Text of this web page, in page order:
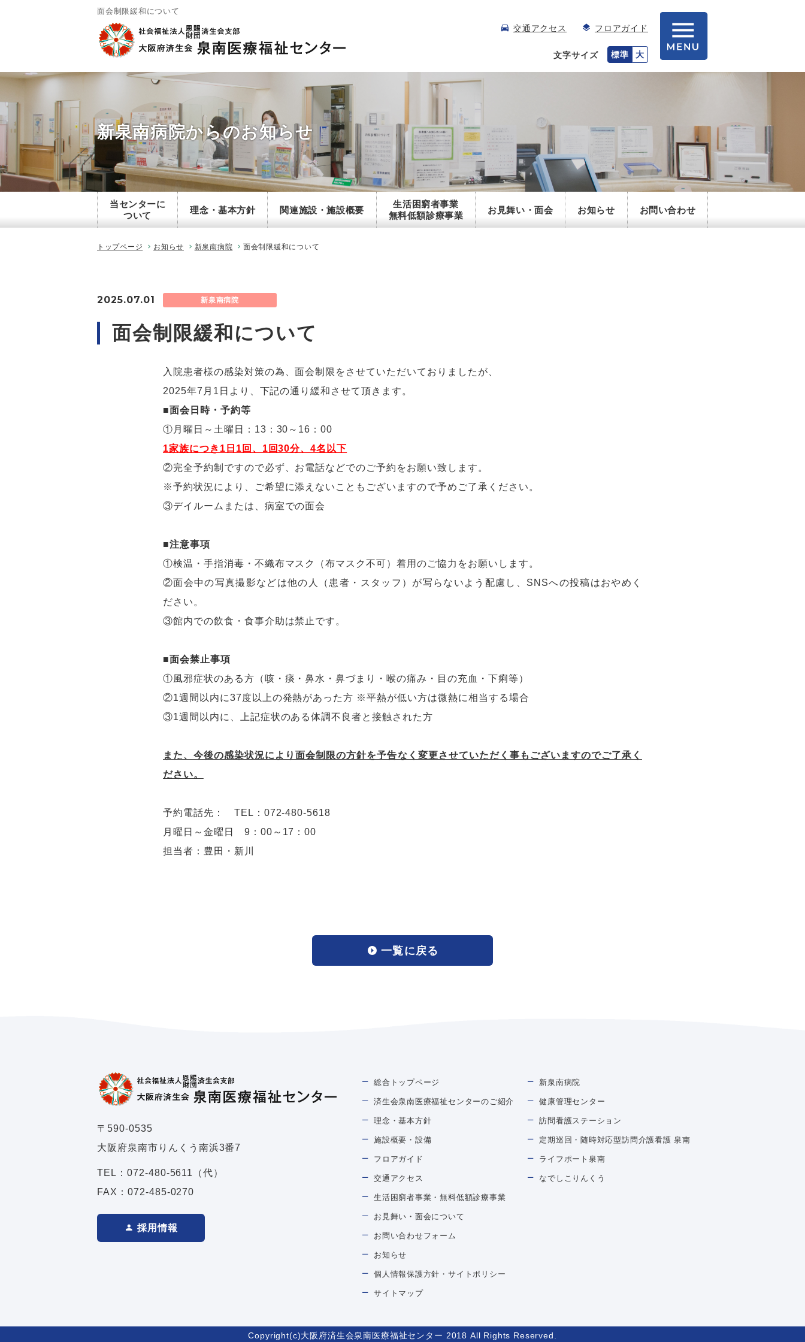
面会制限緩和について
交通アクセス フロアガイド
文字サイズ 標準 大
新泉南病院からのお知らせ
当センターに
ついて
理念・基本方針 関連施設・施設概要
生活困窮者事業
無料低額診療事業
お見舞い・面会 お知らせ お問い合わせ
トップページ お知らせ 新泉南病院 面会制限緩和について
2025.07.01 新泉南病院
面会制限緩和について
入院患者様の感染対策の為、面会制限をさせていただいておりましたが、
2025年7月1日より、下記の通り緩和させて頂きます。
■面会日時・予約等
①月曜日～土曜日：13：30～16：00
1家族につき1日1回、1回30分、4名以下
②完全予約制ですので必ず、お電話などでのご予約をお願い致します。
※予約状況により、ご希望に添えないこともございますので予めご了承ください。
③デイルームまたは、病室での面会
■注意事項
①検温・手指消毒・不織布マスク（布マスク不可）着用のご協力をお願いします。
②面会中の写真撮影などは他の人（患者・スタッフ）が写らないよう配慮し、SNSへの投稿はおやめく
ださい。
③館内での飲食・食事介助は禁止です。
■面会禁止事項
①風邪症状のある方（咳・痰・鼻水・鼻づまり・喉の痛み・目の充血・下痢等）
②1週間以内に37 度以上の発熱があった方 ※平熱が低い方は微熱に相当する場合
③1週間以内に、上記症状のある体調不良者と接触された方
また、今後の感染状況により面会制限の方針を予告なく変更させていただく事もございますのでご了承く
ださい。
予約電話先： TEL ： 072-480-5618
月曜日～金曜日 9 ： 00 ～ 17 ：00
担当者：豊田・新川
一覧に戻る
〒590-0535
大阪府泉南市りんくう南浜3番7
TEL： 072-480-5611
（代）
FAX：072-485-0270
採用情報
総合トップページ
済生会泉南医療福祉センターのご紹介
理念・基本方針
施設概要・設備
フロアガイド
交通アクセス
生活困窮者事業・無料低額診療事業
お見舞い・面会について
お問い合わせフォーム
お知らせ
個人情報保護方針・サイトポリシー
サイトマップ
新泉南病院
健康管理センター
訪問看護ステーション
定期巡回・随時対応型訪問介護看護 泉南
ライフポート泉南
なでしこりんくう
Copyright(c)大阪府済生会泉南医療福祉センター 2018 All Rights Reserved.